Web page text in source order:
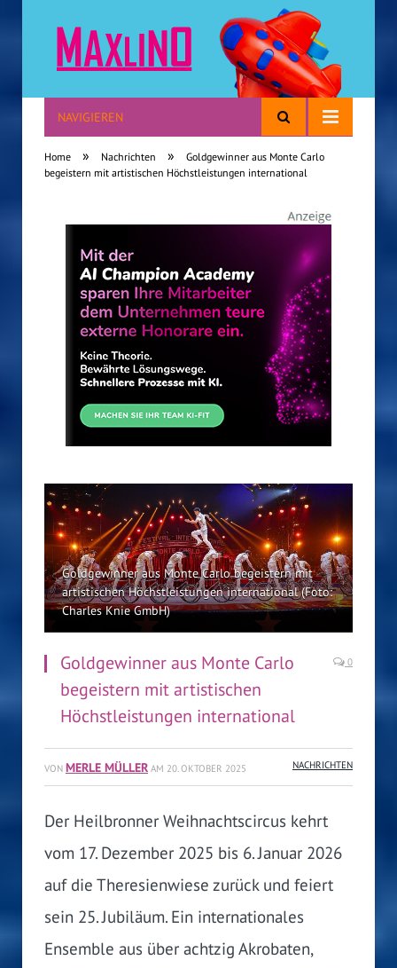
Reisen mit Kindern
NAVIGIEREN
Home » Nachrichten »
Goldgewinner aus Monte Carlo
begeistern mit artistischen Höchstleistungen international
Goldgewinner aus Monte Carlo begeistern mit
artistischen Höchstleistungen international (Foto:
Charles Knie GmbH)
Goldgewinner aus Monte Carlo
begeistern mit artistischen
Höchstleistungen international
0
VON MERLE MÜLLER AM 20. OKTOBER 2025 NACHRICHTEN
Der Heilbronner Weihnachtscircus kehrt
vom 17. Dezember 2025 bis 6. Januar 2026
auf die Theresienwiese zurück und feiert
sein 25. Jubiläum. Ein internationales
Ensemble aus über achtzig Akrobaten,